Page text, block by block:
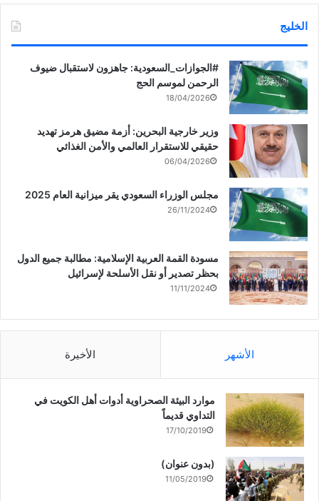
الخليج
‏‎#الجوازات_السعودية: جاهزون لاستقبال ضيوف
الرحمن لموسم الحج
18/04/2026
وزير خارجية البحرين: أزمة مضيق هرمز تهديد
حقيقي للاستقرار العالمي والأمن الغذائي
06/04/2026
مجلس الوزراء السعودي يقر ميزانية العام 2025
26/11/2024
مسودة القمة العربية الإسلامية: مطالبة جميع الدول
بحظر تصدير أو نقل الأسلحة لإسرائيل
11/11/2024
الأشهر الأخيرة
موارد البيئة الصحراوية أدوات أهل الكويت في
التداوي قديماً
17/10/2019
(بدون عنوان)
11/05/2019